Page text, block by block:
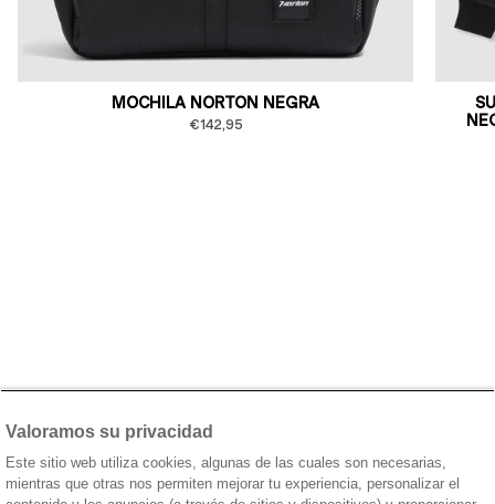
MOCHILA NORTON NEGRA
€142,95
Valoramos su privacidad
Este sitio web utiliza cookies, algunas de las cuales son necesarias,
mientras que otras nos permiten mejorar tu experiencia, personalizar el